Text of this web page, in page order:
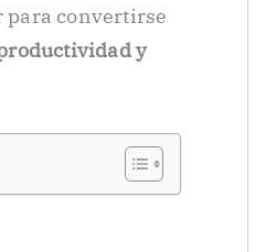
para convertirse
y